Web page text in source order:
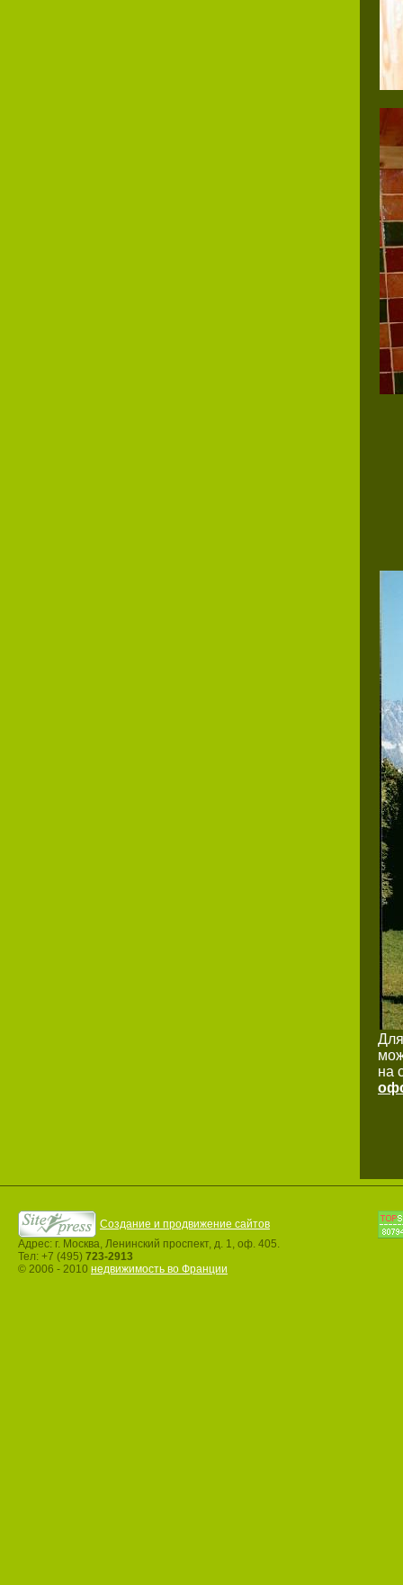
на
Создание и продвижение сайтов
Адрес: г. Москва, Ленинский проспект, д. 1, оф. 405.
Тел: +7 (495) 723-2913
© 2006 - 2010 недвижимость во Франции